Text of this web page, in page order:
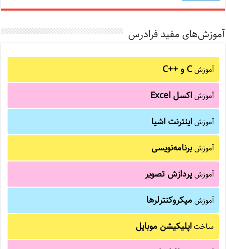
آموزش‌های مفید فرادرس
آموزشC و C++‎
آموزشاکسل Excel
آموزشاینترنت اشیا
آموزشبرنامه‌نویسی
آموزشپردازش تصویر
آموزشمیکروکنترلرها
ساختاپلیکیشن موبایل